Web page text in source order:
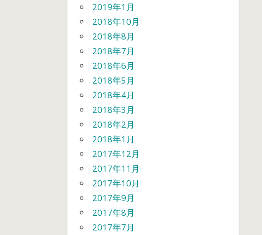
2019年1月
2018年10月
2018年8月
2018年7月
2018年6月
2018年5月
2018年4月
2018年3月
2018年2月
2018年1月
2017年12月
2017年11月
2017年10月
2017年9月
2017年8月
2017年7月